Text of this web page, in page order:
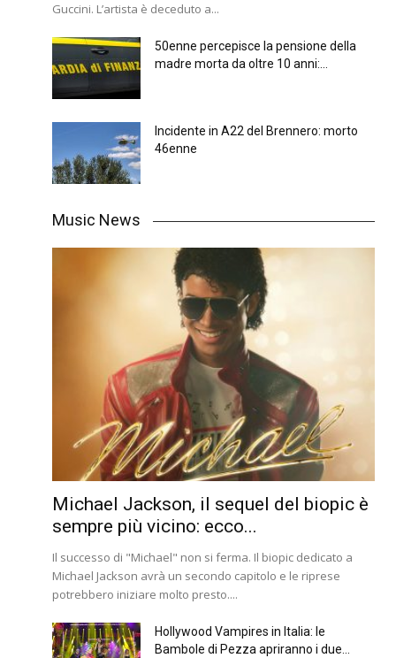
Guccini. L’artista è deceduto a...
50enne percepisce la pensione della
madre morta da oltre 10 anni:...
Incidente in A22 del Brennero: morto
46enne
Music News
Michael Jackson, il sequel del biopic è
sempre più vicino: ecco...
Il successo di "Michael" non si ferma. Il biopic dedicato a
Michael Jackson avrà un secondo capitolo e le riprese
potrebbero iniziare molto presto....
Hollywood Vampires in Italia: le
Bambole di Pezza apriranno i due...